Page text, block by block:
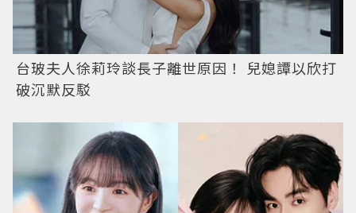
台玻夫人徐莉玲談長子離世原因！ 兒媳譚以欣打
破沉默反駁